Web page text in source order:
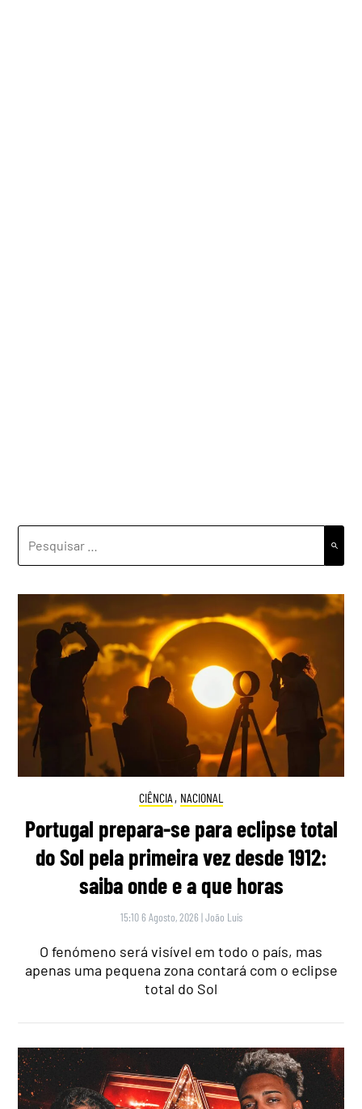
CIÊNCIA , NACIONAL
Portugal prepara-se para eclipse total
do Sol pela primeira vez desde 1912:
saiba onde e a que horas
15:10 6 Agosto, 2026 |João Luís
O fenómeno será visível em todo o país, mas
apenas uma pequena zona contará com o eclipse
total do Sol